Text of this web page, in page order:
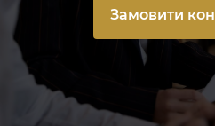
Замовити